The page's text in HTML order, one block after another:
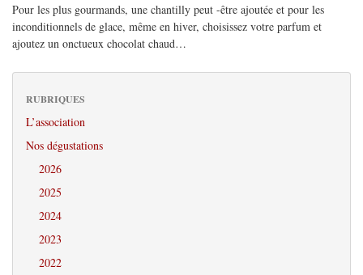
Pour les plus gourmands, une chantilly peut -être ajoutée et pour les
inconditionnels de glace, même en hiver, choisissez votre parfum et
ajoutez un onctueux chocolat chaud…
RUBRIQUES
L’association
Nos dégustations
2026
2025
2024
2023
2022